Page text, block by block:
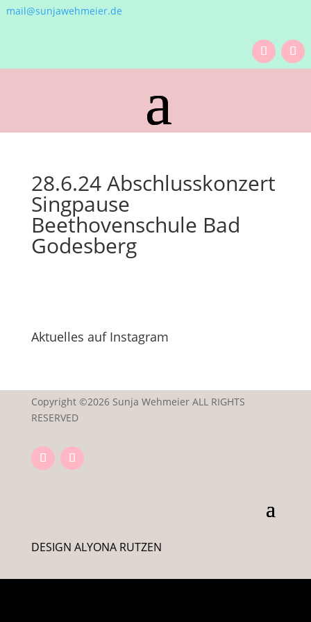
mail@sunjawehmeier.de
28.6.24 Abschlusskonzert
Singpause
Beethovenschule Bad
Godesberg
Aktuelles auf Instagram
Copyright ©2026 Sunja Wehmeier ALL RIGHTS
RESERVED
DESIGN ALYONA RUTZEN